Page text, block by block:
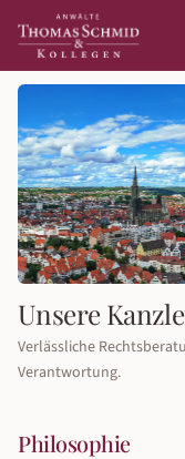
Unsere
Verlässliche
Verantwortung.
Philosophie